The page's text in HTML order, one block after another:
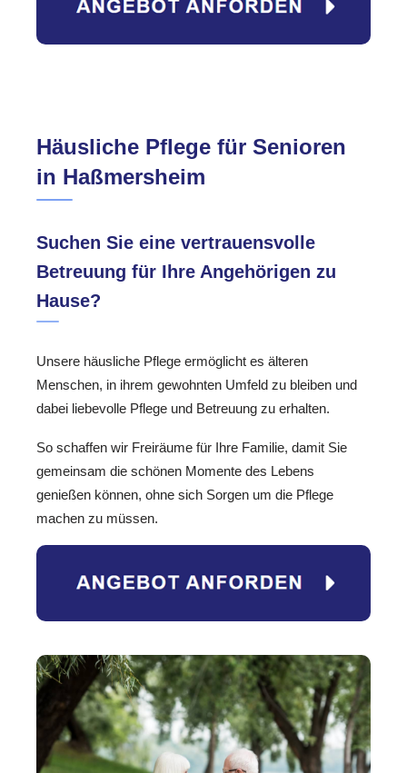
Häusliche Pflege für Senioren
in Haßmersheim
Suchen Sie eine vertrauensvolle
Betreuung für Ihre Angehörigen zu
Hause?
Unsere häusliche Pflege ermöglicht es älteren
Menschen, in ihrem gewohnten Umfeld zu bleiben und
dabei liebevolle Pflege und Betreuung zu erhalten.
So schaffen wir Freiräume für Ihre Familie, damit Sie
gemeinsam die schönen Momente des Lebens
genießen können, ohne sich Sorgen um die Pflege
machen zu müssen.